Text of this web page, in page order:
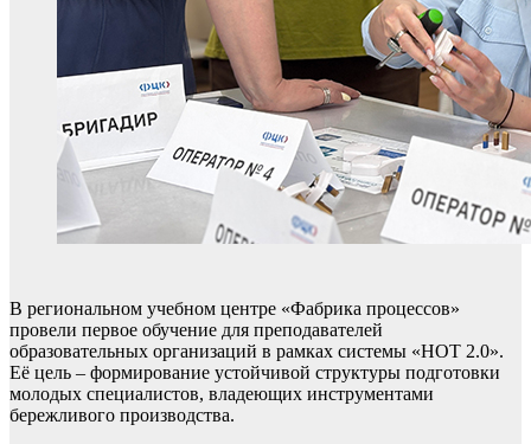
В региональном учебном центре «Фабрика процессов»
провели первое обучение для преподавателей
образовательных организаций в рамках системы «НОТ 2.0».
Её цель – формирование устойчивой структуры подготовки
молодых специалистов, владеющих инструментами
бережливого производства.